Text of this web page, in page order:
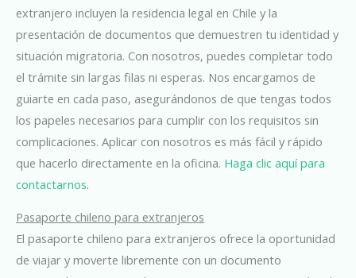
extranjero incluyen la residencia legal en Chile y la
presentación de documentos que demuestren tu identidad y
situación migratoria. Con nosotros, puedes completar todo
el trámite sin largas filas ni esperas. Nos encargamos de
guiarte en cada paso, asegurándonos de que tengas todos
los papeles necesarios para cumplir con los requisitos sin
complicaciones. Aplicar con nosotros es más fácil y rápido
que hacerlo directamente en la oficina. Haga clic aquí para
contactarnos.
Pasaporte chileno para extranjeros
El pasaporte chileno para extranjeros ofrece la oportunidad
de viajar y moverte libremente con un documento